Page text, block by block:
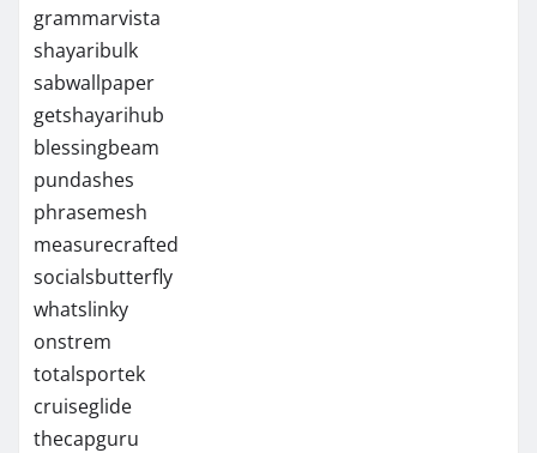
grammarvista
shayaribulk
sabwallpaper
getshayarihub
blessingbeam
pundashes
phrasemesh
measurecrafted
socialsbutterfly
whatslinky
onstrem
totalsportek
cruiseglide
thecapguru